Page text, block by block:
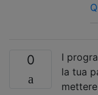
0
I
la tua